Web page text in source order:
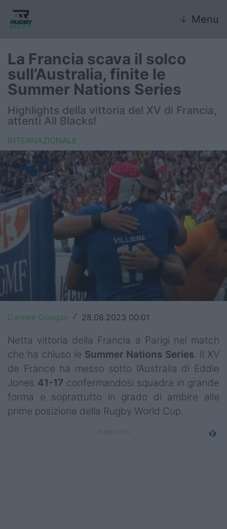
↓ Menu
Nazionale
Nazionali giovanili
FIR
Internazionale
6 Nazioni
United Rugby Championship
Top14
Premiership
Champions Cup
Rugby World Cup
Super Rugby
Rugby in TV
Mercato
La Francia scava il solco
sull’Australia, finite le
Summer Nations Series
Highlights della vittoria del XV di Francia,
attenti All Blacks!
INTERNAZIONALE
Daniele Goegan / 28.08.2023 00:01
Netta vittoria della Francia a Parigi nel match
che ha chiuso le Summer Nations Series. Il XV
de France ha messo sotto l’Australia di Eddie
Jones 41-17 confermandosi squadra in grande
forma e soprattutto in grado di ambire alle
prime posizione della Rugby World Cup.